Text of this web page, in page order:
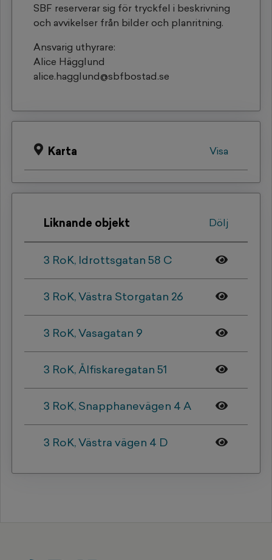
SBF reserverar sig för tryckfel i beskrivning
och avvikelser från bilder och planritning.
Ansvarig uthyrare:
Alice Hägglund
alice.hagglund@sbfbostad.se
Karta Visa
Liknande objekt Dölj
3 RoK, Idrottsgatan 58 C
3 RoK, Västra Storgatan 26
3 RoK, Vasagatan 9
3 RoK, Ålfiskaregatan 51
3 RoK, Snapphanevägen 4 A
3 RoK, Västra vägen 4 D